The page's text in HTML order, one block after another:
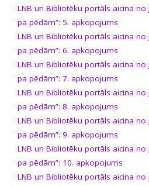
LNB un Bibliotēku portāls aicina
pa pēdām”: 5. apkopojums
LNB un Bibliotēku portāls aicina
pa pēdām”: 6. apkopojums
LNB un Bibliotēku portāls aicina
pa pēdām”: 7. apkopojums
LNB un Bibliotēku portāls aicina
pa pēdām”: 8. apkopojums
LNB un Bibliotēku portāls aicina
pa pēdām”: 9. apkopojums
LNB un Bibliotēku portāls aicina
pa pēdām”: 10. apkopojums
LNB un Bibliotēku portāls aicina